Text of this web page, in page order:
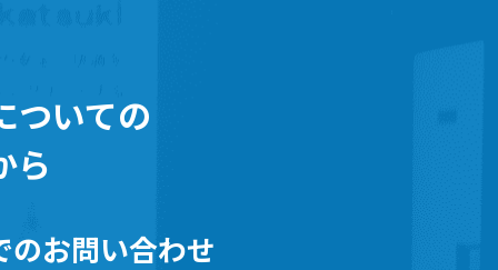
ついての
ら
のお問い合わせ